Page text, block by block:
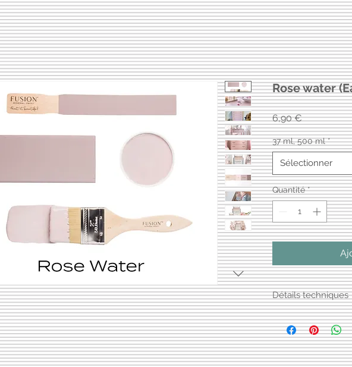
Rose water
6,90 €Prix
37 ml, 500 ml *
Sélectionner
Quantité *
Détails techniques
Peinture à base
acrylique pure
Couvrance :
Finition/brillance :